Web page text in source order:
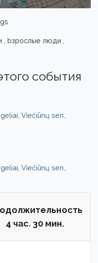
bзрослые люди ,
события
Viečiūnų sen.,
Viečiūnų sen.,
4 чac. 30 мин.